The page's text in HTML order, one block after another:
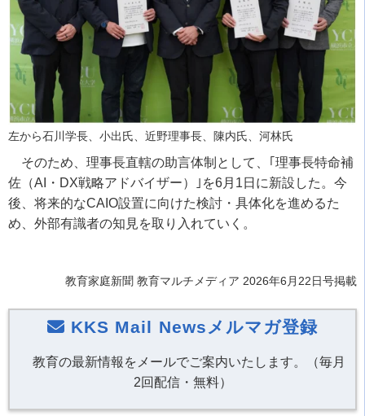
左から石川学長、小出氏、近野理事長、陳内氏、河林氏
そのため、理事長直轄の助言体制として、｢理事長特命補
佐（AI・DX戦略アドバイザー）｣を6月1日に新設した。今
後、将来的なCAIO設置に向けた検討・具体化を進めるた
め、外部有識者の知見を取り入れていく。
教育家庭新聞 教育マルチメディア 2026年6月22日号掲載
KKS Mail Newsメルマガ登録
教育の最新情報をメールでご案内いたします。（毎月
2回配信・無料）